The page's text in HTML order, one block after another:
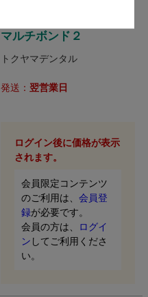
マルチボンド２
トクヤマデンタル
発送： 翌営業日
ログイン後に価格が表示
されます。
会員限定コンテンツ
のご利用は、 会員登
録が必要です。
会員の方は、
ログイ
ン してご利用くださ
い。